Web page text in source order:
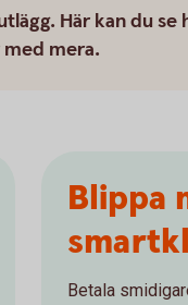
Här kan du se
mera.
Blippa
Betala